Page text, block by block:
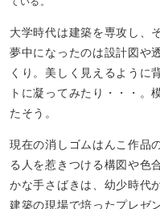
大学時代は建築を専攻し、
夢中になったのは設計図や
くり。美しく見えるように
トに凝ってみたり・・・。
たそう。
現在の消しゴムはんこ作品
る人を惹きつける構図や色
かな手さばきは、幼少時代
建築の現場で培ったプレゼ